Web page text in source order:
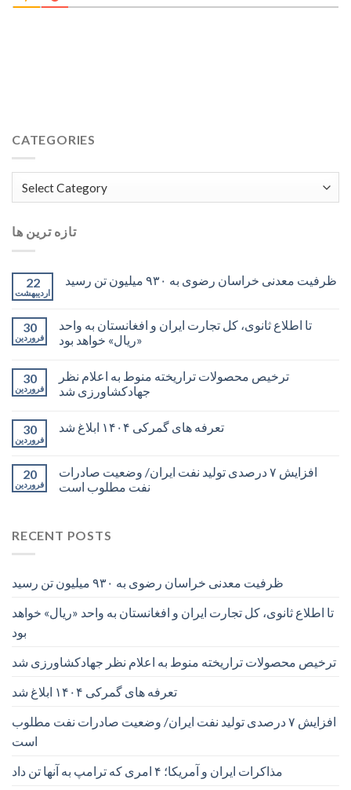
CATEGORIES
Categories
تازه ترین ها
22
اردیبهشت
ظرفیت معدنی خراسان رضوی به ۹۳۰ میلیون تن رسید
30
فروردین
تا اطلاع ثانوی، کل تجارت ایران و افغانستان به واحد
«ریال» خواهد بود
30
فروردین
ترخیص محصولات تراریخته منوط به اعلام نظر
جهادکشاورزی شد
30
فروردین
تعرفه های گمرکی ۱۴۰۴ ابلاغ شد
20
فروردین
افزایش ۷ درصدی تولید نفت ایران/ وضعیت صادرات
نفت مطلوب است
RECENT POSTS
ظرفیت معدنی خراسان رضوی به ۹۳۰ میلیون تن رسید
تا اطلاع ثانوی، کل تجارت ایران و افغانستان به واحد «ریال» خواهد
بود
ترخیص محصولات تراریخته منوط به اعلام نظر جهادکشاورزی شد
تعرفه های گمرکی ۱۴۰۴ ابلاغ شد
افزایش ۷ درصدی تولید نفت ایران/ وضعیت صادرات نفت مطلوب
است
مذاکرات ایران و آمریکا؛ ۴ امری که ترامپ به آنها تن داد